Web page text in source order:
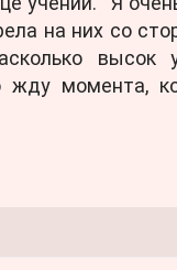
на них со
высок
жду момента,